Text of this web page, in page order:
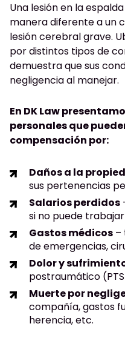
Una lesión en la
manera diferente a un
lesión cerebral grave.
por distintos tipos de
demuestra que sus
negligencia al manejar.
En DK Law
personales que
compensación por:
Daños a la
sus pertenencias
Salarios perdidos
si no puede
Gastos médicos –
de emergencias,
Dolor y
postraumático
Muerte por
compañía, gastos
herencia, etc.